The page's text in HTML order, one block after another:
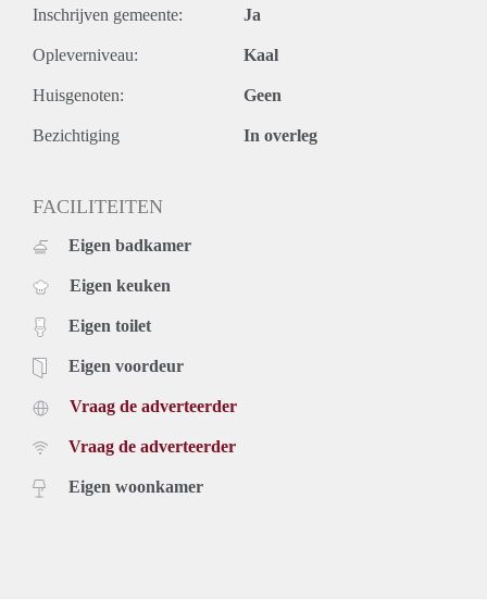
Inschrijven gemeente: Ja
Opleverniveau: Kaal
Huisgenoten: Geen
Bezichtiging In overleg
FACILITEITEN
Eigen badkamer
Eigen keuken
Eigen toilet
Eigen voordeur
Vraag de adverteerder
Vraag de adverteerder
Eigen woonkamer